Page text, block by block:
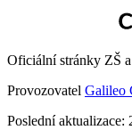
Oficiální stránky ZŠ
Provozovatel Galileo
Poslední aktualizace: